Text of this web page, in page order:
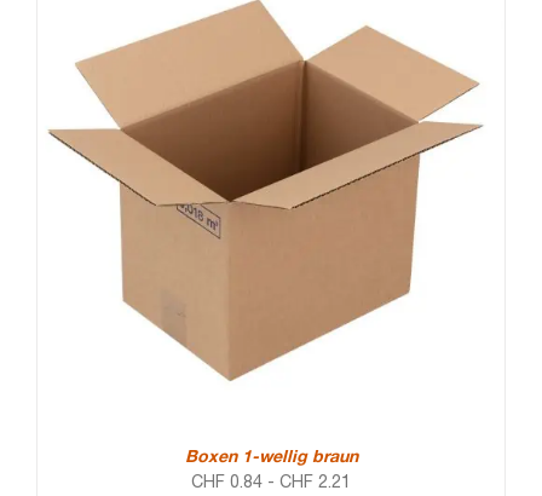
Boxen 1-wellig braun
CHF 0.84 - CHF 2.21